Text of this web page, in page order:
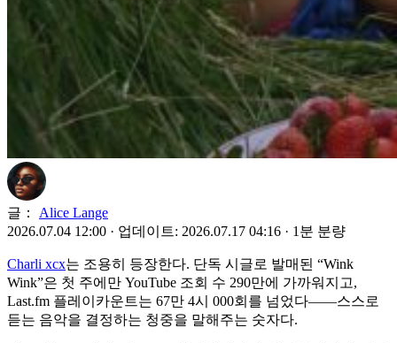
글：
Alice Lange
2026.07.04 12:00 · 업데이트: 2026.07.17 04:16 · 1분 분량
Charli xcx는 조용히 등장한다. 단독 시글로 발매된 “Wink
Wink”은 첫 주에만 YouTube 조회 수 290만에 가까워지고,
Last.fm 플레이카운트는 67만 4시 000회를 넘었다——스스로
듣는 음악을 결정하는 청중을 말해주는 숫자다.